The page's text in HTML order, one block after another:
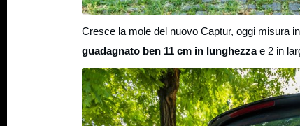
Cresce la mole del nuovo Captur, oggi misura
guadagnato ben 11 cm in lunghezzae 2 in